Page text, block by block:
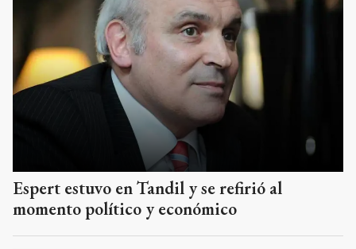
Espert estuvo en Tandil y se refirió al
momento político y económico